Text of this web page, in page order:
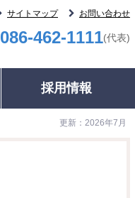
サイトマップ お問い合わせ
086-462-1111(代表)
採用情報
更新：2026年7月